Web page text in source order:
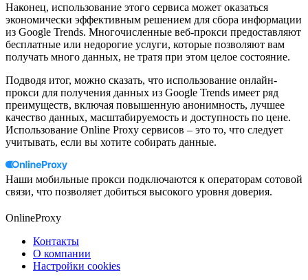
Наконец, использование этого сервиса может оказаться
экономически эффективным решением для сбора информации
из Google Trends. Многочисленные веб-прокси предоставляют
бесплатные или недорогие услуги, которые позволяют вам
получать много данных, не тратя при этом целое состояние.
Подводя итог, можно сказать, что использование онлайн-
прокси для получения данных из Google Trends имеет ряд
преимуществ, включая повышенную анонимность, лучшее
качество данных, масштабируемость и доступность по цене.
Использование Online Proxy сервисов – это то, что следует
учитывать, если вы хотите собирать данные.
Наши мобильные прокси подключаются к операторам сотовой
связи, что позволяет добиться высокого уровня доверия.
OnlineProxy
Контакты
О компании
Настройки cookies